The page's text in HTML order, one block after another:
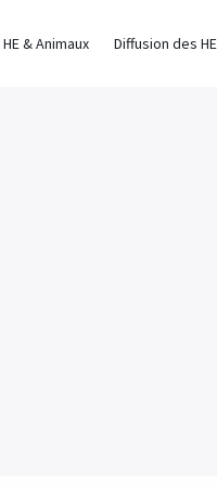
HE & Animaux Diffusion des HE